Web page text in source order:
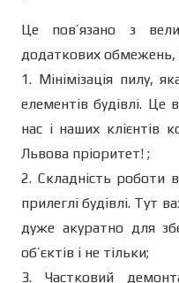
Це пов’язано з
додаткових обмежень,
1. Мінімізація пилу,
елементів будівлі.
нас і наших клієнтів
Львова пріоритет! ;
2. Складність роботи
прилеглі будівлі. Тут
дуже акуратно для
об’єктів і не тільки;
3. Частковий